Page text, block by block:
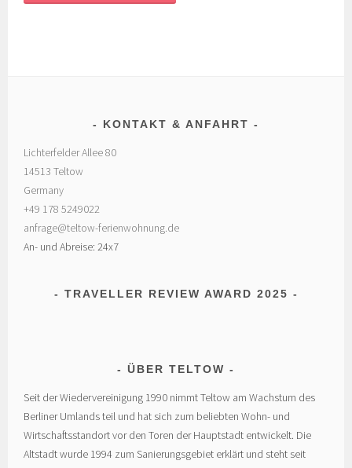
KONTAKT & ANFAHRT
Lichterfelder Allee 80
14513 Teltow
Germany
+49 178 5249022
anfrage@teltow-ferienwohnung.de
An- und Abreise: 24x7
TRAVELLER REVIEW AWARD 2025
ÜBER TELTOW
Seit der Wiedervereinigung 1990 nimmt Teltow am Wachstum des
Berliner Umlands teil und hat sich zum beliebten Wohn- und
Wirtschaftsstandort vor den Toren der Hauptstadt entwickelt. Die
Altstadt wurde 1994 zum Sanierungsgebiet erklärt und steht seit